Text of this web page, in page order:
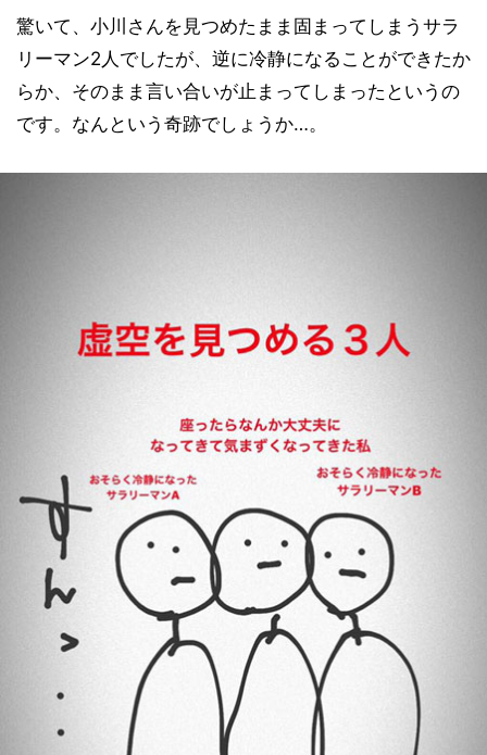
驚いて、小川さんを見つめたまま固まってしまうサラ
リーマン2人でしたが、逆に冷静になることができたか
らか、そのまま言い合いが止まってしまったというの
です。なんという奇跡でしょうか…。